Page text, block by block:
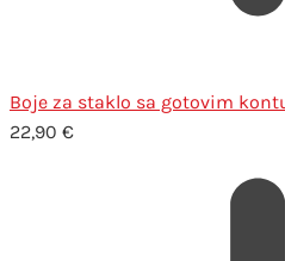
Boje za staklo sa gotovim
22,90 €